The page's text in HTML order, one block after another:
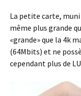
La petite carte, muni
même plus grande
«grande» que la 4k
(64Mbits) et ne
cependant plus de